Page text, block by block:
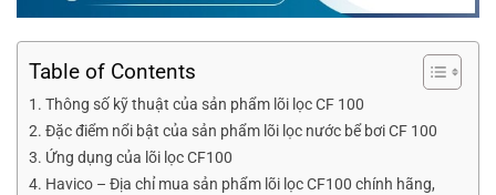
Table of Contents
Thông số kỹ thuật của sản phẩm lõi lọc CF 100
Đặc điểm nổi bật của sản phẩm lõi lọc nước bể bơi CF 100
Ứng dụng của lõi lọc CF100
Havico – Địa chỉ mua sản phẩm lõi lọc CF100 chính hãng,